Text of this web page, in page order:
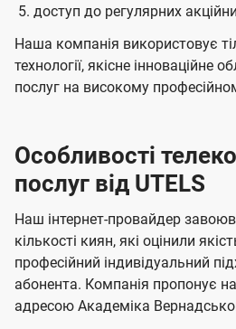
доступ до регулярних
Наша компанія використовує
технології, якісне інноваційне
послуг на високому
Особливості
послуг від UTELS
Наш інтернет-провайдер
кількості киян, які оцінили
професійний індивідуальний
абонента. Компанія пропонує
адресою Академіка